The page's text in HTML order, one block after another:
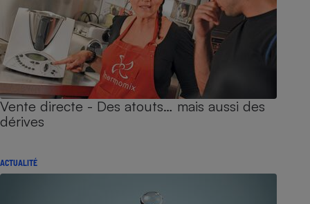
Vente directe - Des atouts… mais aussi des
dérives
ACTUALITÉ